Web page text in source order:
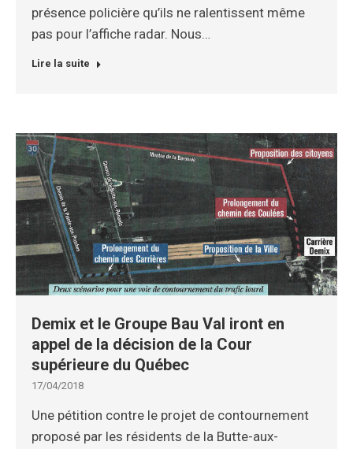
présence policière qu’ils ne ralentissent même
pas pour l’affiche radar. Nous…
Lire la suite
Demix et le Groupe Bau Val iront en
appel de la décision de la Cour
supérieure du Québec
17/04/2018
Une pétition contre le projet de contournement
proposé par les résidents de la Butte-aux-